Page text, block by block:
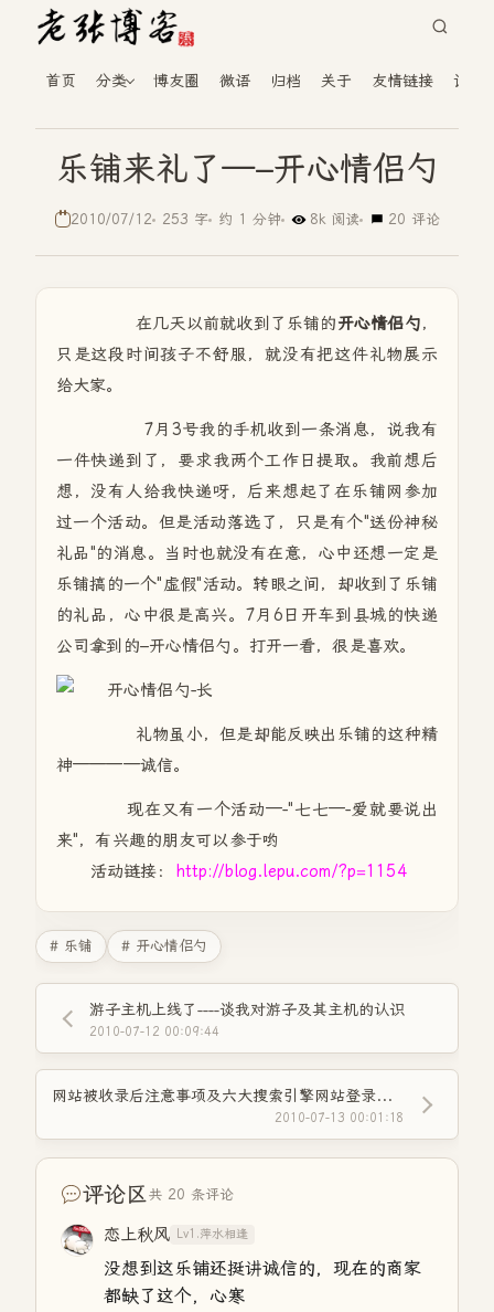
首页 分类 博友圈 微语 归档 关于 友情链接 读者
乐铺来礼了—–开心情侣勺
2010/07/12 253 字 约 1 分钟 8k 阅读 20 评论
在几天以前就收到了乐铺的开心情侣勺，
只是这段时间孩子不舒服，就没有把这件礼物展示
给大家。
7月3号我的手机收到一条消息，说我有
一件快递到了，要求我两个工作日提取。我前想后
想，没有人给我快递呀，后来想起了在乐铺网参加
过一个活动。但是活动落选了，只是有个"送份神秘
礼品"的消息。当时也就没有在意，心中还想一定是
乐铺搞的一个"虚假"活动。转眼之间，却收到了乐铺
的礼品，心中很是高兴。7月6日开车到县城的快递
公司拿到的–开心情侣勺。打开一看，很是喜欢。
礼物虽小，但是却能反映出乐铺的这种精
神————诚信。
现在又有一个活动—-"七七—-爱就要说出
来"，有兴趣的朋友可以参于哟
活动链接：
http://blog.lepu.com/?p=1154
# 乐铺 # 开心情侣勺
游子主机上线了----谈我对游子及其主机的认识
2010-07-12 00:09:44
网站被收录后注意事项及六大搜索引擎网站登录入口
2010-07-13 00:01:18
评论区共 20 条评论
恋上秋风 Lv1.萍水相逢
没想到这乐铺还挺讲诚信的，现在的商家
都缺了这个，心寒